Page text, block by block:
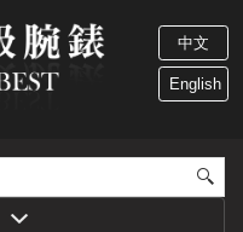
中文
English